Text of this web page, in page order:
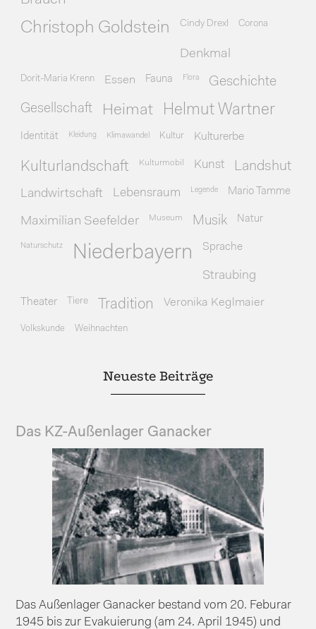
Christoph Goldstein Cindy Drexl Corona
Denkmal
Dorit-Maria Krenn Essen Fauna Flora Geschichte
Gesellschaft Heimat Helmut Wartner
Identität Kleidung Klimawandel Kultur Kulturerbe
Kulturlandschaft Kulturmobil Kunst Landshut
Landwirtschaft Lebensraum Legende Mario Tamme
Maximilian Seefelder Museum Musik Natur
Naturschutz Niederbayern Sprache
Straubing
Theater Tiere Tradition Veronika Keglmaier
Volkskunde Weihnachten
Neueste Beiträge
Das KZ-Außenlager Ganacker
Das Außenlager Ganacker bestand vom 20. Feburar
1945 bis zur Evakuierung (am 24. April 1945) und